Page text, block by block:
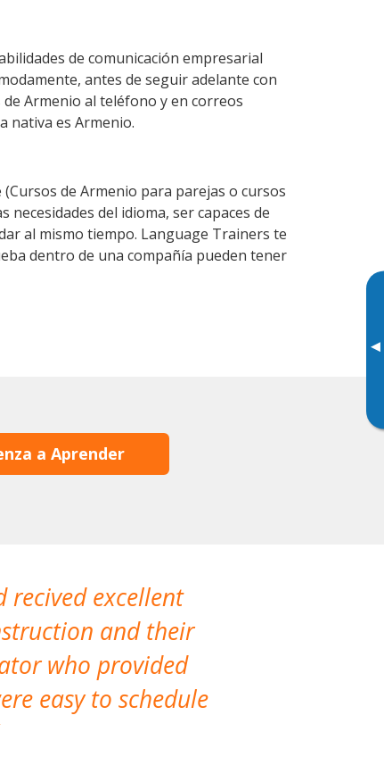
▸
de comunicación empresarial
antes de seguir adelante con
Armenio al teléfono y en correos
nativa es Armenio.
de Armenio para parejas o cursos
del idioma, ser capaces de
al mismo tiempo. Language Trainers te
dentro de una compañía pueden tener
a Aprender
excellent
and their
who provided
easy to schedule